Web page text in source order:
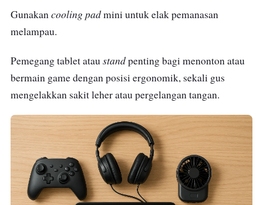
Gunakancooling padmini untuk elak pemanasan
melampau.
Pemegang tablet ataustandpenting bagi menonton atau
bermain game dengan posisi ergonomik, sekali gus
mengelakkan sakit leher atau pergelangan tangan.